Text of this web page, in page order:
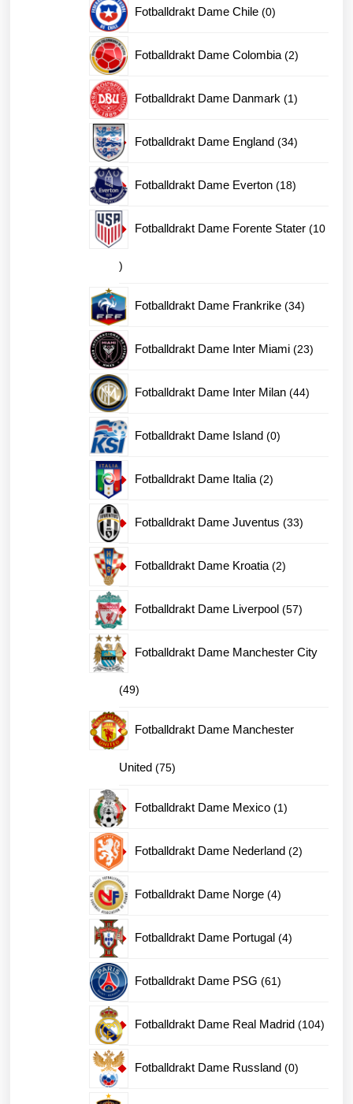
Fotballdrakt Dame Chile 00
Fotballdrakt Dame Colombia 22
Fotballdrakt Dame Danmark 11
Fotballdrakt Dame England 3434
Fotballdrakt Dame Everton 1818
Fotballdrakt Dame Forente Stater 10
10
produkter
Fotballdrakt Dame Frankrike 3434
Fotballdrakt Dame Inter Miami 2323
Fotballdrakt Dame Inter Milan 4444
Fotballdrakt Dame Island 00
Fotballdrakt Dame Italia 22
Fotballdrakt Dame Juventus 3333
Fotballdrakt Dame Kroatia 22
Fotballdrakt Dame Liverpool 5757
Fotballdrakt Dame Manchester City
4949
produkter
Fotballdrakt Dame Manchester
United 7575
Fotballdrakt Dame Mexico 11
Fotballdrakt Dame Nederland 22
Fotballdrakt Dame Norge 44
Fotballdrakt Dame Portugal 44
Fotballdrakt Dame PSG 6161
Fotballdrakt Dame Real Madrid 104104
Fotballdrakt Dame Russland 00